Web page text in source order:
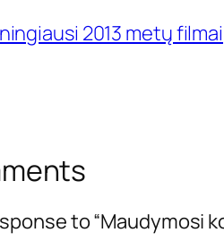
2013 metų filmai
to “Maudymosi